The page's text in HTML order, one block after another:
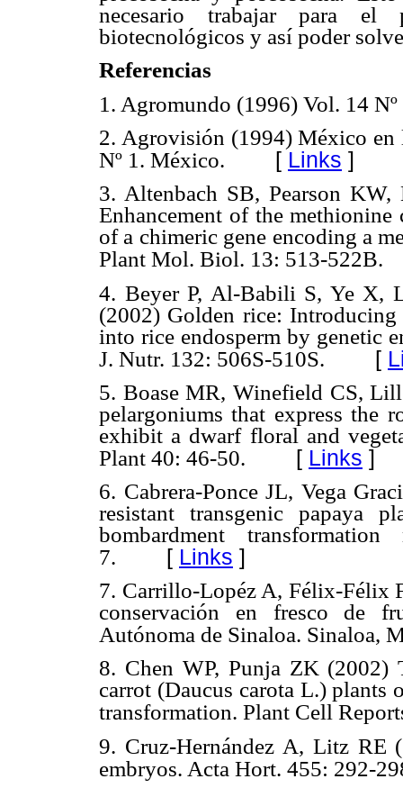
necesario trabajar para el
biotecnológicos y así poder
Referencias
1. Agromundo (1996) Vol. 14
2. Agrovisión (1994) México en
Nº 1. México. [ Links ]
3. Altenbach SB, Pearson
Enhancement of the
of a chimeric gene encoding a
Plant Mol. Biol. 13: 513-522B.
4. Beyer P, Al-Babili S, Ye X,
(2002) Golden rice: Introducing
into rice endosperm by genetic
J. Nutr. 132: 506S-510S. [
5. Boase MR, Winefield CS,
pelargoniums that express the
exhibit a dwarf floral and
Plant 40: 46-50. [ Links ]
6. Cabrera-Ponce JL, Vega
resistant transgenic papaya
bombardment
7. [ Links ]
7. Carrillo-Lopéz A, Félix-Félix
conservación en fresco de
Autónoma de Sinaloa. Sinaloa,
8. Chen WP, Punja ZK (2002)
carrot (Daucus carota L.) plants
transformation. Plant Cell
9. Cruz-Hernández A, Litz RE
embryos. Acta Hort. 455: 292-